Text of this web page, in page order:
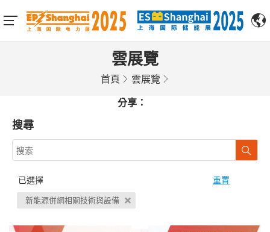
雲展覽
首頁 雲展覽
分享：
搜尋
已選擇 重置
新能源併網相關技術與設備